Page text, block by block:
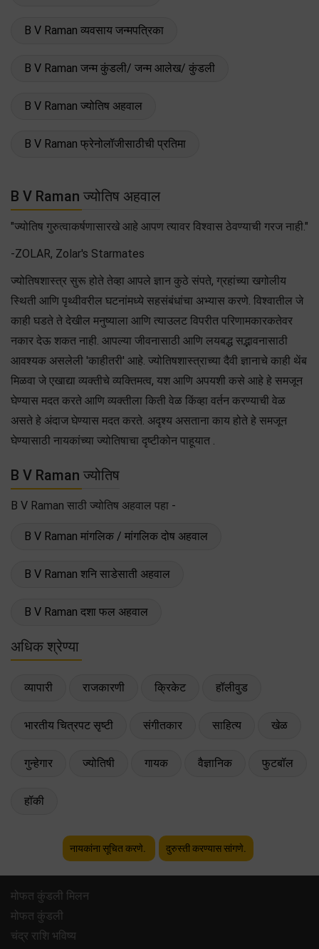
B V Raman व्यवसाय जन्मपत्रिका
B V Raman जन्म कुंडली/ जन्म आलेख/ कुंडली
B V Raman ज्योतिष अहवाल
B V Raman फ्रेनोलॉजीसाठीची प्रतिमा
B V Raman ज्योतिष अहवाल
"ज्योतिष गुरुत्वाकर्षणासारखे आहे आपण त्यावर विश्वास ठेवण्याची गरज नाही."
-ZOLAR, Zolar's Starmates
ज्योतिषशास्त्र सुरू होते तेव्हा आपले ज्ञान कुठे संपते, ग्रहांच्या खगोलीय
स्थिती आणि पृथ्वीवरील घटनांमध्ये सहसंबंधांचा अभ्यास करणे. विश्वातील जे
काही घडते ते देखील मनुष्याला आणि त्याउलट विपरीत परिणामकारकतेवर
नकार देऊ शकत नाही. आपल्या जीवनासाठी आणि लयबद्ध सद्भावनासाठी
आवश्यक असलेली 'काहीतरी' आहे. ज्योतिषशास्त्राच्या दैवी ज्ञानाचे काही थेंब
मिळवा जे एखाद्या व्यक्तीचे व्यक्तिमत्व, यश आणि अपयशी कसे आहे हे समजून
घेण्यास मदत करते आणि व्यक्तीला किती वेळ किंव्हा वर्तन करण्याची वेळ
असते हे अंदाज घेण्यास मदत करते. अदृश्य असताना काय होते हे समजून
घेण्यासाठी नायकांच्या ज्योतिषाचा दृष्टीकोन पाहूयात .
B V Raman ज्योतिष
B V Raman साठी ज्योतिष अहवाल पहा -
B V Raman मांगलिक / मांगलिक दोष अहवाल
B V Raman शनि साडेसाती अहवाल
B V Raman दशा फल अहवाल
अधिक श्रेण्या
व्यापारी राजकारणी क्रिकेट हॉलीवुड
भारतीय चित्रपट सृष्टी संगीतकार साहित्य खेळ
गुन्हेगार ज्योतिषी गायक वैज्ञानिक फुटबॉल
हॉकी
नायकांना सूचित करणे. दुरुस्ती करण्यास सांगणे.
मोफत कुंडली मिलन
मोफत कुंडली
चंद्र राशि भविष्य